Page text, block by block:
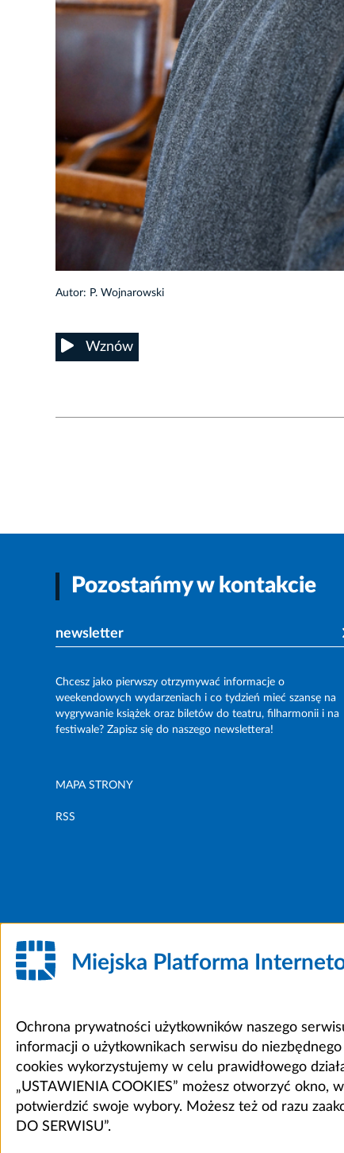
Autor: P. Wojnarowski
Wznów
Pozostańmy w kontakcie
newsletter
Chcesz jako pierwszy otrzymywać informacje o
weekendowych wydarzeniach i co tydzień mieć szansę na
wygrywanie książek oraz biletów do teatru, filharmonii i na
festiwale? Zapisz się do naszego newslettera!
MAPA STRONY
RSS
Miejska Platforma
Ochrona prywatności użytkowników naszego
informacji o użytkownikach serwisu do
cookies wykorzystujemy w celu prawidłowego
„USTAWIENIA COOKIES” możesz otworzyć
potwierdzić swoje wybory. Możesz też od razu
DO SERWISU”.